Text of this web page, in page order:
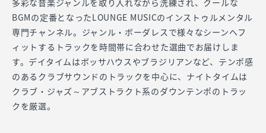
多彩な音楽ジャンルを取り入れながら洗練され、クールな
BGMの定番となったLOUNGE MUSICのインストゥルメンタル
専門チャンネル。ジャンル・ボーダレスで様々なシーンへフ
ィットするトラックを時間帯に合わせた選曲でお届けしま
す。デイタイムはボッサハウスやブラジリアンなど、テンポ感
のあるクラブサウンドのトラックを中心に、ナイトタイムは
クラブ・ジャズ～アブストラクト系のダウンテンポのトラッ
クを厳選。